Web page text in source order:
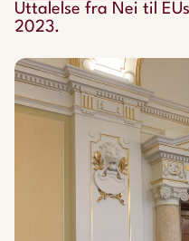
Uttalelse fra Nei til
2023.